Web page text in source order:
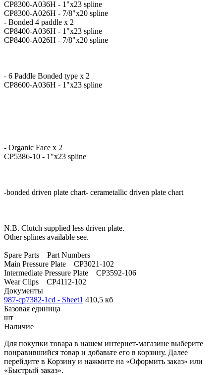
CP8300-A036H - 1"x23 spline
CP8300-A026H - 7/8"x20 spline
- Bonded 4 paddle x 2
CP8400-A036H - 1"x23 spline
CP8400-A026H - 7/8"x20 spline
- 6 Paddle Bonded type x 2
CP8600-A036H - 1"x23 spline
- Organic Face x 2
CP5386-10 - 1"x23 spline
-bonded driven plate chart- cerametallic driven plate chart
N.B. Clutch supplied less driven plate.
Other splines available see.
Spare Parts Part Numbers
Main Pressure Plate CP3021-102
Intermediate Pressure Plate CP3592-106
Wear Clips CP4112-102
Документы
987-cp7382-1cd - Sheet1 410,5 кб
Базовая единица
шт
Наличие
Для покупки товара в нашем интернет-магазине выберите
понравившийся товар и добавьте его в корзину. Далее
перейдите в Корзину и нажмите на «Оформить заказ» или
«Быстрый заказ».